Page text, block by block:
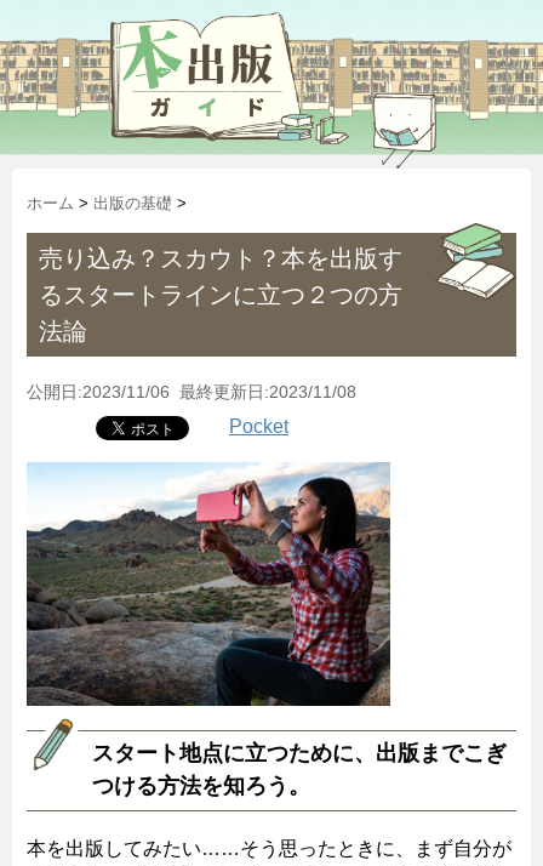
ホーム > 出版の基礎 >
売り込み？スカウト？本を出版す
るスタートラインに立つ２つの方
法論
公開日:2023/11/06 最終更新日:2023/11/08
Pocket
スタート地点に立つために、出版までこぎ
つける方法を知ろう。
本を出版してみたい……そう思ったときに、まず自分が